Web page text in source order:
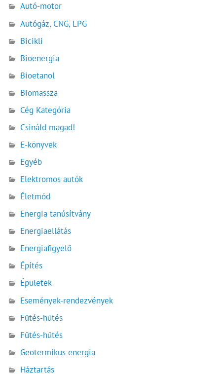
Autó-motor
Autógáz, CNG, LPG
Bicikli
Bioenergia
Bioetanol
Biomassza
Cég Kategória
Csináld magad!
E-könyvek
Egyéb
Elektromos autók
Életmód
Energia tanúsítvány
Energiaellátás
Energiafigyelő
Építés
Épületek
Események-rendezvények
Fűtés-hűtés
Fűtés-hűtés
Geotermikus energia
Háztartás